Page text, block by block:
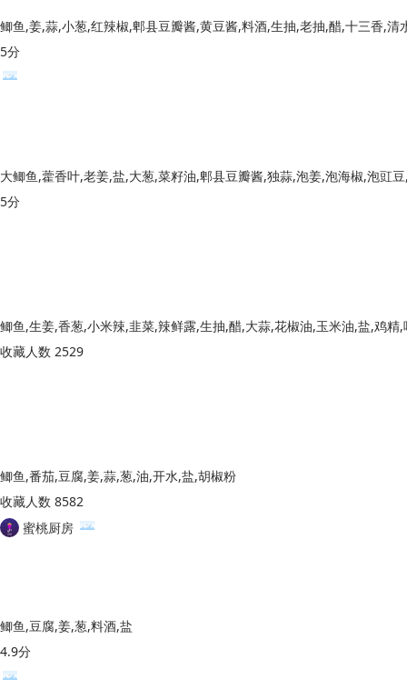
鲫鱼,姜,蒜,小葱,红辣椒,郫县豆瓣酱,黄豆酱,料酒,生抽,老抽,醋,十三香,清
5分
5分
收藏人数 2529
鲫鱼,番茄,豆腐,姜,蒜,葱,油,开水,盐,胡椒粉
收藏人数 8582
蜜桃厨房
鲫鱼,豆腐,姜,葱,料酒,盐
4.9分